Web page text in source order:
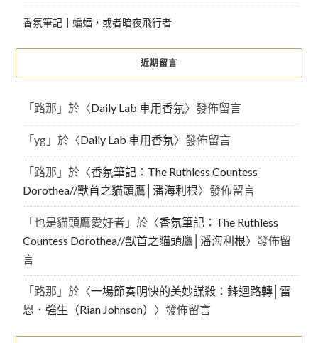
香氛筆記┃蝙蝠，或者暗夜飛行者
近期留言
「路那 」於〈Daily Lab 車用香氛〉發佈留言
「yg」於〈Daily Lab 車用香氛〉發佈留言
「路那 」於〈香氛筆記：The Ruthless Countess
Dorothea//獸首之貓頭鷹│潘海利根〉發佈留言
「也是貓頭鷹愛好者」於〈香氛筆記：The Ruthless
Countess Dorothea//獸首之貓頭鷹│潘海利根〉發佈留
言
「路那 」於〈一場節奏明快的美妙謀殺：鋒迴路轉│雷
恩．強生（Rian Johnson） 〉發佈留言